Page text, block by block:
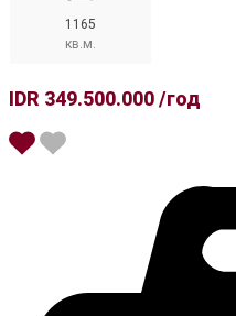
1165
кв.м.
IDR 349.500.000 /год